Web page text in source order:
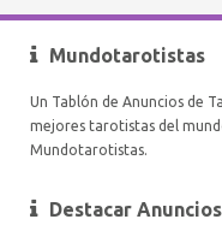
Mundotarotistas
Un Tablón de Anuncios de
mejores tarotistas del
Mundotarotistas.
Destacar Anuncios